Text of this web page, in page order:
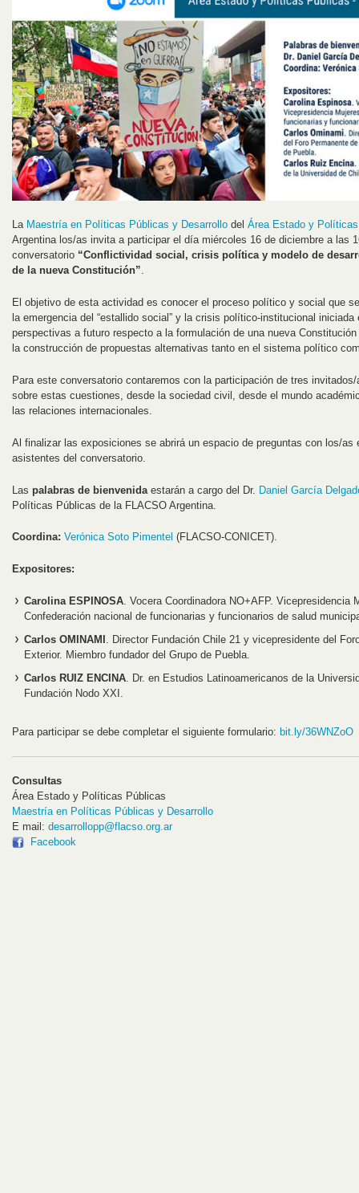
La Maestría en Políticas Públicas y Desarrollo del Área Estado y
Argentina los/as invita a participar el día miércoles 16 de diciembre a las
conversatorio “Conflictividad social, crisis política y modelo de
de la nueva Constitución”.
El objetivo de esta actividad es conocer el proceso político y social que
la emergencia del “estallido social” y la crisis político-institucional
perspectivas a futuro respecto a la formulación de una nueva
la construcción de propuestas alternativas tanto en el sistema político
Para este conversatorio contaremos con la participación de tres
sobre estas cuestiones, desde la sociedad civil, desde el mundo
las relaciones internacionales.
Al finalizar las exposiciones se abrirá un espacio de preguntas con los/
asistentes del conversatorio.
Las palabras de bienvenida estarán a cargo del Dr. Daniel García
Políticas Públicas de la FLACSO Argentina.
Coordina: Verónica Soto Pimentel (FLACSO-CONICET).
Expositores:
Carolina ESPINOSA . Vocera Coordinadora NO+AFP. Vicepresidencia
Confederación nacional de funcionarias y funcionarios de salud
Carlos OMINAMI
. Director Fundación Chile 21 y vicepresidente del
Exterior. Miembro fundador del Grupo de Puebla.
Carlos RUIZ ENCINA . Dr. en Estudios Latinoamericanos de la
Fundación Nodo XXI.
Para participar se debe completar el siguiente formulario: bit.ly/36WNZoO
Consultas
Área Estado y Políticas Públicas
Maestría en Políticas Públicas y Desarrollo
E mail: desarrollopp@flacso.org.ar
Facebook